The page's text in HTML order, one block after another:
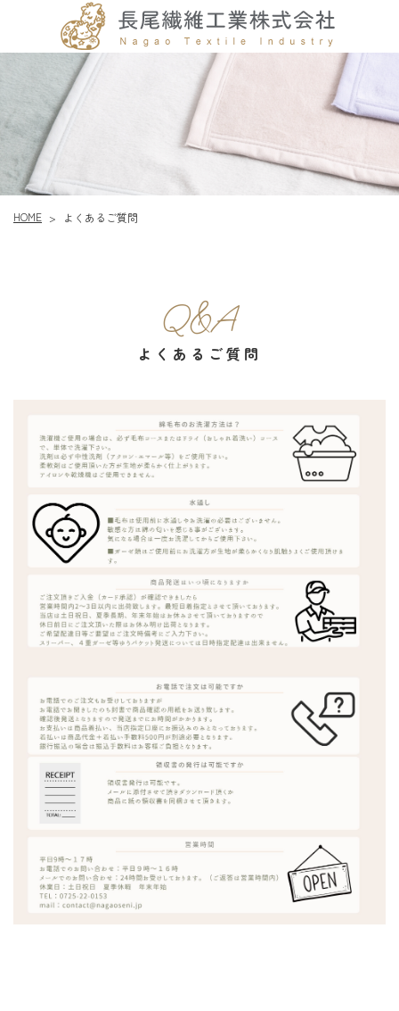
HOME > よくあるご質問
Q&A
よくあるご質問